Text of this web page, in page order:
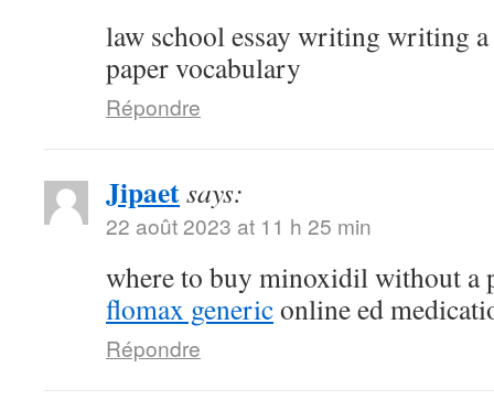
law school essay writing writing a
paper vocabulary
Répondre
Jipaetsays:
22 août 2023 at 11 h 25 min
where to buy minoxidil without
flomax genericonline ed
Répondre